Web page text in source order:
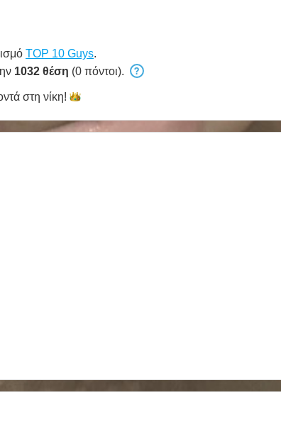
TOP 10 Guys.
1032 θέση (0 πόντοι).
στη νίκη!